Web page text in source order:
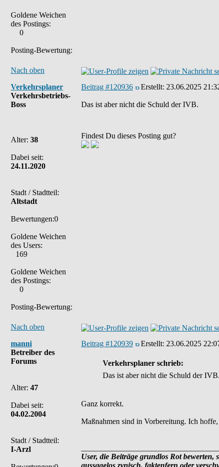
Goldene Weichen
des Postings:
0
Posting-Bewertung:
Nach oben
Verkehrsplaner
Verkehrsbetriebs-
Boss
Alter: 38
Dabei seit:
24.11.2020
Stadt / Stadtteil:
Altstadt
Bewertungen:0
Goldene Weichen
des Users:
169
Goldene Weichen
des Postings:
0
Posting-Bewertung:
Beitrag #120936 Erstellt: 23.06.2025
Das ist aber nicht die Schuld der IVB.
Findest Du dieses Posting gut?
Nach oben
manni
Betreiber des
Forums
Alter: 47
Dabei seit:
04.02.2004
Stadt / Stadtteil:
I-Arzl
Beitrag #120939 Erstellt: 23.06.2025
Verkehrsplaner schrieb:
Das ist aber nicht die Schuld der
Ganz korrekt.
Maßnahmen sind in Vorbereitung. Ich
User, die Beiträge grundlos Rot
aussagelos zynisch, faktenfern oder